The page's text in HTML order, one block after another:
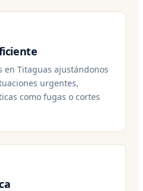
en Titaguas ajustándonos
urgentes,
como fugas o cortes